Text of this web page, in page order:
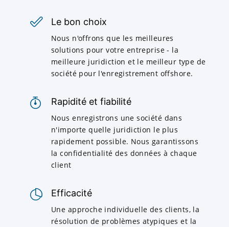
Le bon choix
Nous n'offrons que les meilleures
solutions pour votre entreprise - la
meilleure juridiction et le meilleur type de
société pour l'enregistrement offshore.
Rapidité et fiabilité
Nous enregistrons une société dans
n'importe quelle juridiction le plus
rapidement possible. Nous garantissons
la confidentialité des données à chaque
client
Efficacité
Une approche individuelle des clients, la
résolution de problèmes atypiques et la